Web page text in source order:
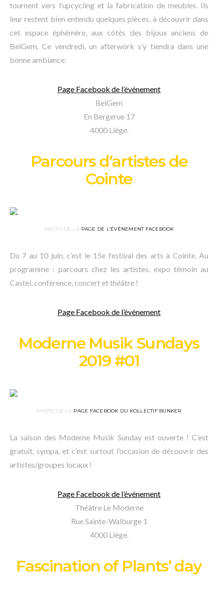
tournent vers l’upcycling et la fabrication de meubles. Ils
leur restent bien entendu quelques pièces, à découvrir dans
cet espace éphémère, aux côtés des bijoux anciens de
BelGem. Ce vendredi, un afterwork s’y tiendra dans une
bonne ambiance.
Page Facebook de l’événement
BelGem
En Bergerue 17
4000 Liège.
Parcours d’artistes de
Cointe
PHOTO DE LA PAGE DE L’ÉVÉNEMENT FACEBOOK
Du 7 au 10 juin, c’est le 15e festival des arts à Cointe. Au
programme : parcours chez les artistes, expo témoin au
Castel, conférence, concert et théâtre !
Page Facebook de l’événement
Moderne Musik Sundays
2019 #01
PHOTO DE LA PAGE FACEBOOK DU KOLLECTIF BUNKER
La saison des Moderne Musik Sunday est ouverte ! C’est
gratuit, sympa, et c’est surtout l’occasion de découvrir des
artistes/groupes locaux !
Page Facebook de l’événement
Théâtre Le Moderne
Rue Sainte-Walburge 1
4000 Liège.
Fascination of Plants’ day